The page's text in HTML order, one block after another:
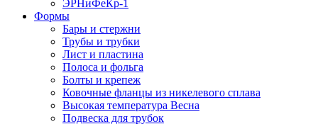
ЭРНиФеКр-1
Формы
Бары и стержни
Трубы и трубки
Лист и пластина
Полоса и фольга
Болты и крепеж
Ковочные фланцы из никелевого сплава
Высокая температура Весна
Подвеска для трубок